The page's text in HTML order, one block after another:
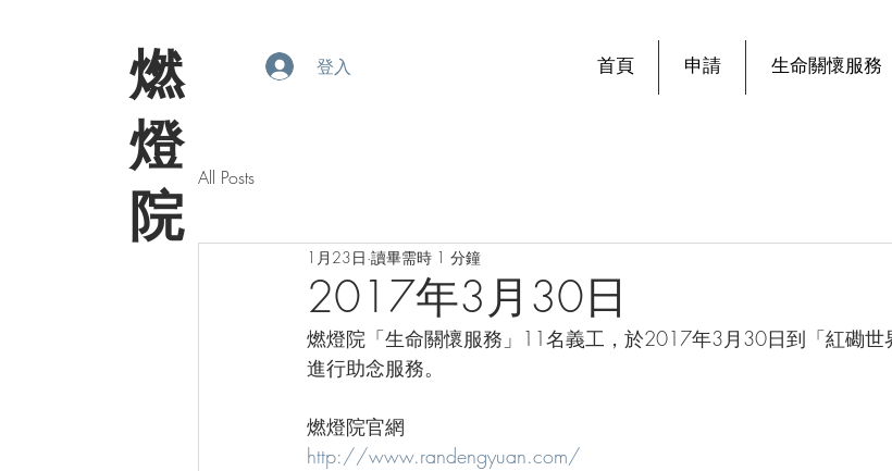
​燃
燈
院
首頁 申請 生命關懷服務
登入
All Posts
2017年3月30日
1月23日 讀畢需時 1 分鐘
燃燈院「生命關懷服務」11名義工，於2017年3月30日到「紅磡世
進行助念服務。
燃燈院官網
http://www.randengyuan.com/